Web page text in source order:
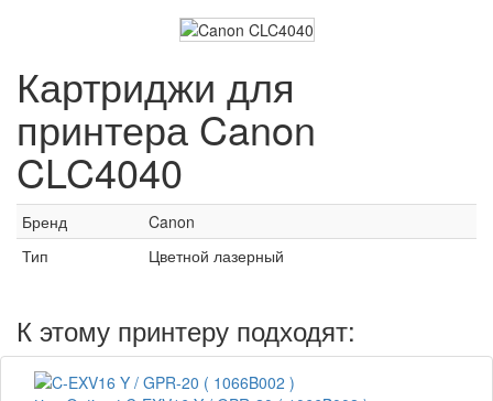
Картриджи для
принтера Canon
CLC4040
Бренд
Canon
Тип
Цветной лазерный
К этому принтеру подходят: